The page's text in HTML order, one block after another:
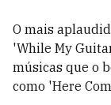
O mais
'While My
músicas que o
como 'Here